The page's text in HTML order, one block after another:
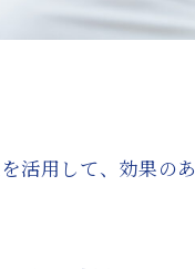
活用して、効果のあ